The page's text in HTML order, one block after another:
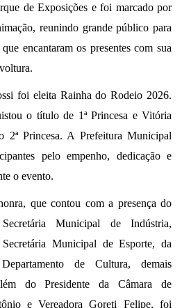
de Exposições e foi marcado por
reunindo grande público para
encantaram os presentes com sua
foi eleita Rainha do Rodeio 2026.
o título de 1ª Princesa e Vitória
2ª Princesa. A Prefeitura Municipal
pelo empenho, dedicação e
o evento.
que contou com a presença do
Municipal de Indústria,
Municipal de Esporte, da
de Cultura, demais
do Presidente da Câmara de
e Vereadora Goreti Felipe, foi